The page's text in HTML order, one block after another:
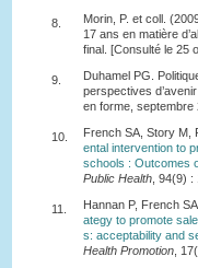
8.
Morin, P. et coll.
17 ans en matière
final. [Consulté le 25
9.
Duhamel PG.
perspectives
en forme, septembre
10. French SA, Story M,
ental intervention to
schools : Outcomes
Public Health, 94(9) :
11. Hannan P, French
ategy to promote
s: acceptability and
Health Promotion,